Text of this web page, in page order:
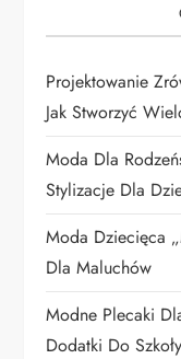
a
w
p
i
s
u
Projektowanie
Jak Stworzyć
Moda Dla
Stylizacje Dla
Moda Dziecięca
Dla Maluchów
Modne Plecaki
Dodatki Do